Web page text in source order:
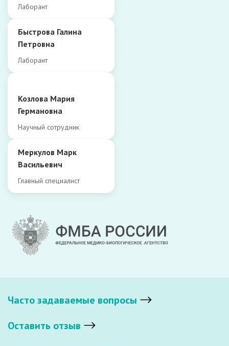
Лаборант
Быстрова Галина
Петровна
Лаборант
Козлова Мария
Германовна
Научный сотрудник
Меркулов Марк
Васильевич
Главный специалист
Часто задаваемые вопросы
Оставить отзыв